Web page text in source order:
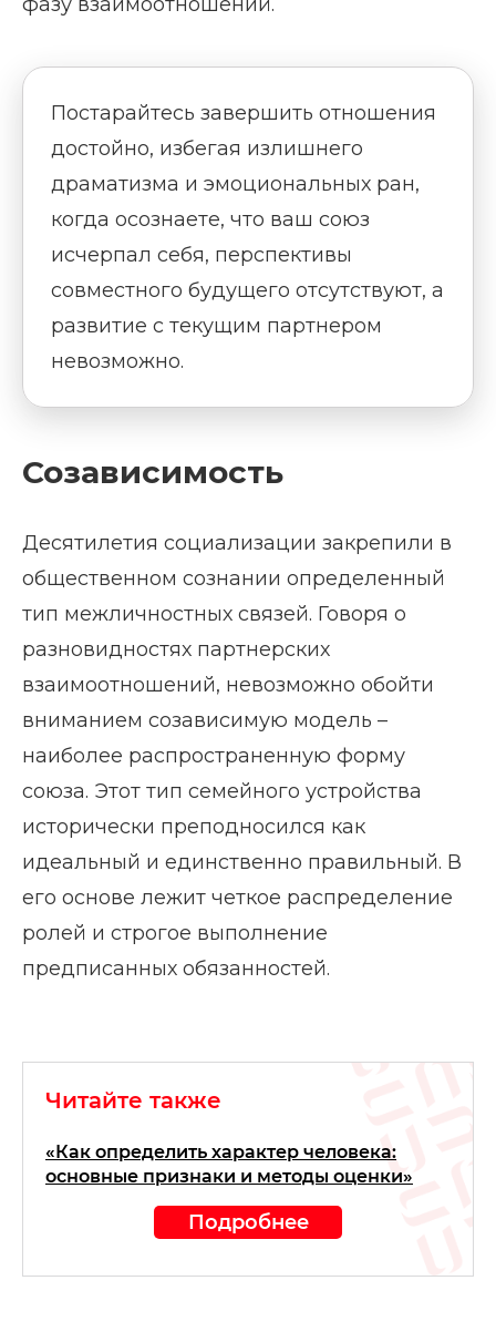
Постарайтесь завершить отношения
достойно, избегая излишнего
драматизма и эмоциональных ран,
когда осознаете, что ваш союз
исчерпал себя, перспективы
совместного будущего отсутствуют, а
развитие с текущим партнером
невозможно.
Созависимость
Десятилетия социализации закрепили в
общественном сознании определенный
тип межличностных связей. Говоря о
разновидностях партнерских
взаимоотношений, невозможно обойти
вниманием созависимую модель –
наиболее распространенную форму
союза. Этот тип семейного устройства
исторически преподносился как
идеальный и единственно правильный. В
его основе лежит четкое распределение
ролей и строгое выполнение
предписанных обязанностей.
Читайте также
«Как определить характер человека:
основные признаки и методы оценки»
Подробнее